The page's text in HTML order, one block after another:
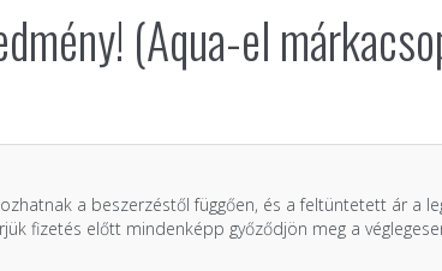
(Aqua-el
a beszerzéstől függően, és a feltüntetett ár a
fizetés előtt mindenképp győződjön meg a